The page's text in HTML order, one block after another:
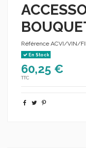
Référence ACVI/VIN/
En Stock
60,25 €
TTC